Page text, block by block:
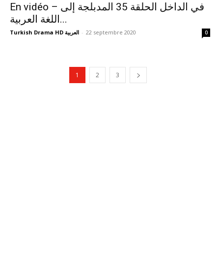
En vidéo – في الداخل الحلقة 35 المدبلجة إلى
اللغة العربية...
Turkish Drama HD العربية - 22 septembre 2020 0
1 2 3